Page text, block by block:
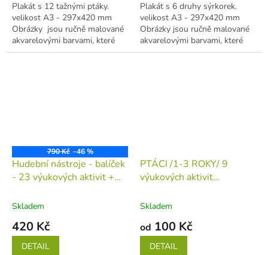
Plakát s 12 tažnými ptáky.
velikost A3 - 297x420 mm
Obrázky jsou ručně malované
akvarelovými barvami, které
jsou dále zpracované v...
Plakát s 6 druhy sýrkorek.
velikost A3 - 297x420 mm
Obrázky jsou ručně malované
akvarelovými barvami, které
jsou dále zpracované v
790 Kč –46 %
Hudební nástroje - balíček
- 23 výukových aktivit +
jednotlivých listech)
Skladem
420 Kč
DETAIL
PTÁCI /1-3 ROKY/ 9
výukových aktivit
listech)
Skladem
od 100 Kč
DETAIL